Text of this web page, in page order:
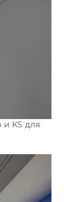
и KS для